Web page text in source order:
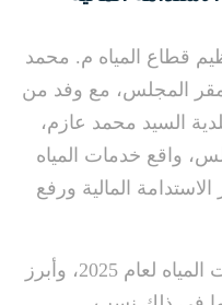
قطاع المياه م. محمد
المجلس، مع وفد من
السيد محمد عازم،
واقع خدمات المياه
المالية ورفع
واستعرض الاجتماع بيانات خدمات المياه لعام 2025، وأبرز